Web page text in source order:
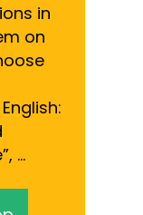
in
on
…